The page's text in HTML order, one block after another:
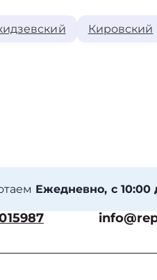
Кировский
Ежедневно, с 10:00